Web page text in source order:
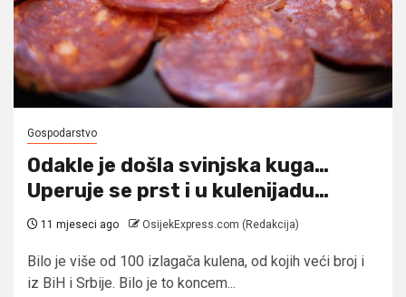
Gospodarstvo
Odakle je došla svinjska kuga…
Uperuje se prst i u kulenijadu…
11 mjeseci ago OsijekExpress.com (Redakcija)
Bilo je više od 100 izlagača kulena, od kojih veći broj i
iz BiH i Srbije. Bilo je to koncem...